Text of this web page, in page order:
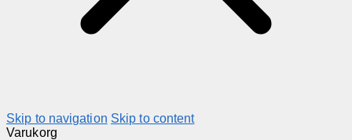
Skip to navigation Skip to content
Varukorg